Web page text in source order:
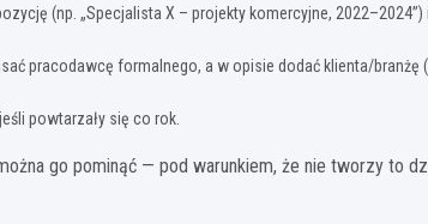
(np. „Specjalista X – projekty komercyjne,
pracodawcę formalnego, a w opisie dodać klienta/branżę
powtarzały się co rok.
go pominąć — pod warunkiem, że nie tworzy to